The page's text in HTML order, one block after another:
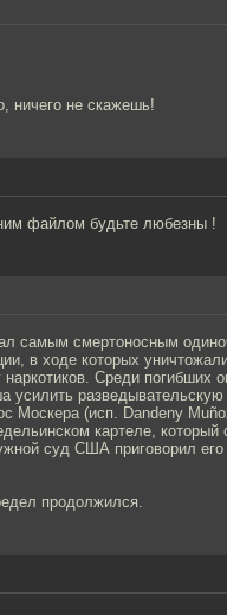
ничего не скажешь!
файлом будьте любезны !
самым смертоносным
в ходе которых
наркотиков. Среди
Москера (исп. Dandeny
картеле, который
суд США приговорил
продолжился.